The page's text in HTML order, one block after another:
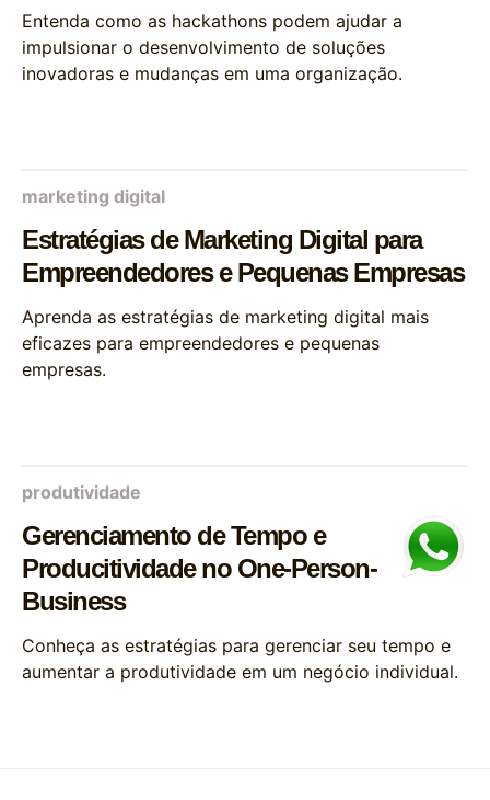
Entenda como as hackathons podem ajudar a
impulsionar o desenvolvimento de soluções
inovadoras e mudanças em uma organização.
marketing digital
Estratégias de Marketing Digital para
Empreendedores e Pequenas Empresas
Aprenda as estratégias de marketing digital mais
eficazes para empreendedores e pequenas
empresas.
produtividade
Gerenciamento de Tempo e
Producitividade no One-Person-
Business
Conheça as estratégias para gerenciar seu tempo e
aumentar a produtividade em um negócio individual.